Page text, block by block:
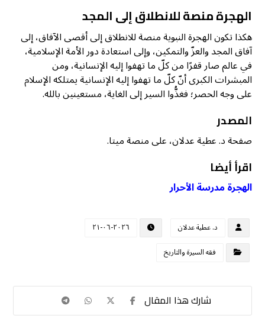
الهجرة منصة للانطلاق إلى المجد
هكذا تكون الهجرة النبوية منصة للانطلاق إلى أقصى الآفاق، إلى
آفاق المجد والعزّ والتمكين، وإلى استعادة دور الأمة الإسلامية،
في عالم صار قفرًا من كلّ ما تهفوا إليه الإنسانية، ومن
المبشرات الكبرى أنّ كلّ ما تهفوا إليه الإنسانية يمتلكه الإسلام
على وجه الحصر؛ فغذُّوا السير إلى الغاية، مستعينين بالله.
المصدر
صفحة د. عطية عدلان، على منصة ميتا.
اقرأ أيضا
الهجرة مدرسة الأحرار
د. عطية عدلان
٢٠٢٦-٠٦-٢١
فقه السيرة والتاريخ